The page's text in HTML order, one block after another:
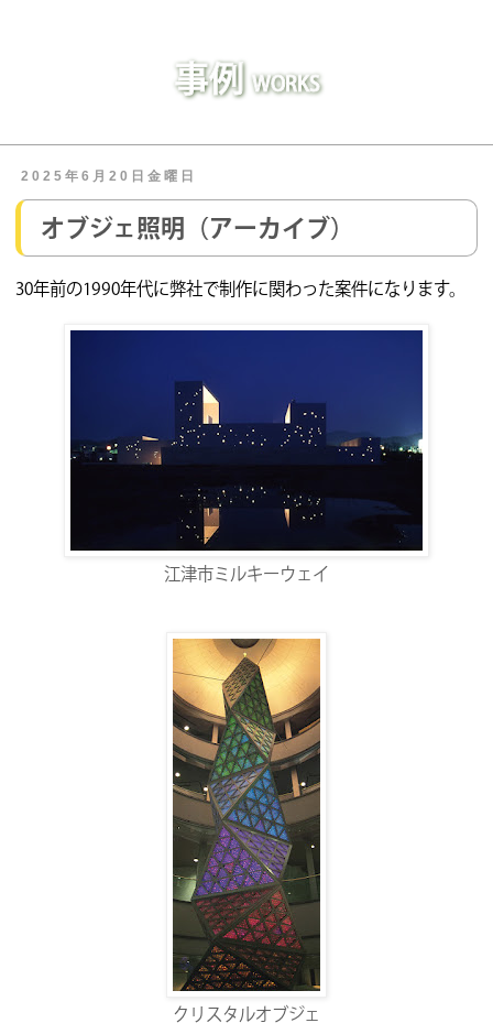
事例WORKS
2025年6月20日金曜日
オブジェ照明（アーカイブ）
30年前の1990年代に弊社で制作に関わった案件になります。
江津市ミルキーウェイ
クリスタルオブジェ